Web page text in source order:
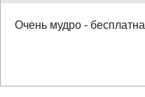
Очень мудро -